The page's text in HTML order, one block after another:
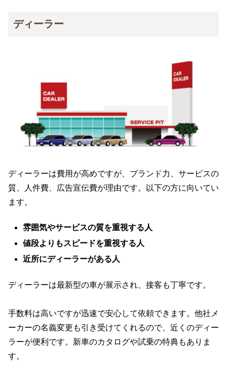
ディーラー
ディーラーは費用が高めですが、ブランド力、サービスの
質、人件費、広告宣伝費が理由です。以下の方に向いてい
ます。
雰囲気やサービスの質を重視する人
値段よりもスピードを重視する人
近所にディーラーがある人
ディーラーは最新型の車が展示され、接客も丁寧です。
手数料は高いですが迅速で安心して依頼できます。他社メ
ーカーの名義変更も引き受けてくれるので、近くのディー
ラーが便利です。新車のカタログや試乗の特典もありま
す。